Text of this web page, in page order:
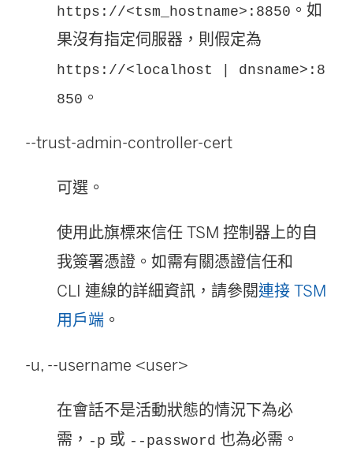
https://<tsm_hostname>:8850 。如
果沒有指定伺服器，則假定為
https://<localhost | dnsname>:8
850 。
--trust-admin-controller-cert
可選。
使用此旗標來信任 TSM 控制器上的自
我簽署憑證。如需有關憑證信任和
CLI 連線的詳細資訊，請參閱連接 TSM
用戶端 。
-u, --username <user>
在會話不是活動狀態的情況下為必
需， -p 或 --password 也為必需。